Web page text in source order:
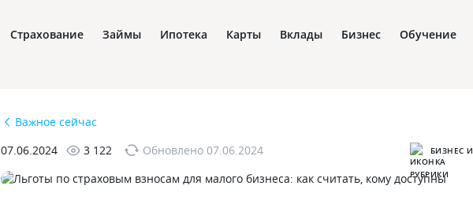
Страхование Займы Ипотека Карты Вклады Бизнес Обучение
Важное сейчас
07.06.2024
3 122 Обновлено 07.06.2024 БИЗНЕС